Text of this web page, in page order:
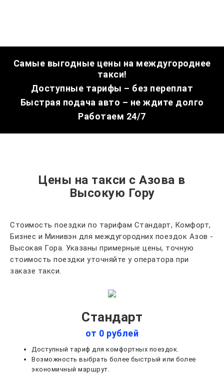
Самые выгодные цены на междугороднее
такси!
Доступные тарифы – без переплат
Быстрая подача авто – не ждите долго
Работаем 24/7
Цены на такси с Азова в
Высокую Гору
Стоимость поездки по тарифам Стандарт, Комфорт,
Бизнес и Минивэн для междугородних поездок Азов -
Высокая Гора. Указаны примерные цены, точную
стоимость поездки уточняйте у оператора при
заказе такси.
Стандарт
от 0 рублей
Доступный тариф для комфортных поездок.
Возможность выбрать более быстрый или более
экономичный маршрут.